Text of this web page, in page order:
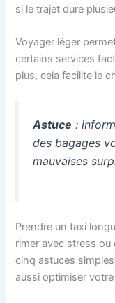
si le trajet dure
Voyager léger
certains services
plus, cela facilite le
Astuce :
des bagages
mauvaises
Prendre un taxi
rimer avec stress
cinq astuces
aussi optimiser